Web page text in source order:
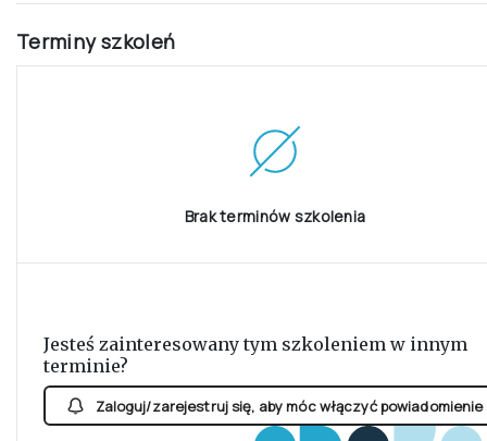
Terminy szkoleń
Brak terminów szkolenia
Jesteś zainteresowany tym szkoleniem w innym
terminie?
Zaloguj/zarejestruj się, aby móc włączyć powiadomienie